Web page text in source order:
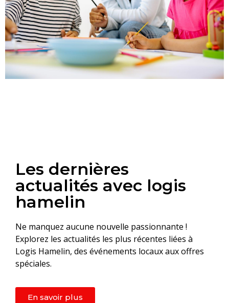
Les dernières
actualités avec logis
hamelin
Ne manquez aucune nouvelle passionnante !
Explorez les actualités les plus récentes liées à
Logis Hamelin, des événements locaux aux offres
spéciales.
En savoir plus